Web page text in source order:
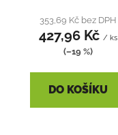
353,69 Kč bez DPH
427,96 Kč / ks
(–19 %)
DO KOŠÍKU